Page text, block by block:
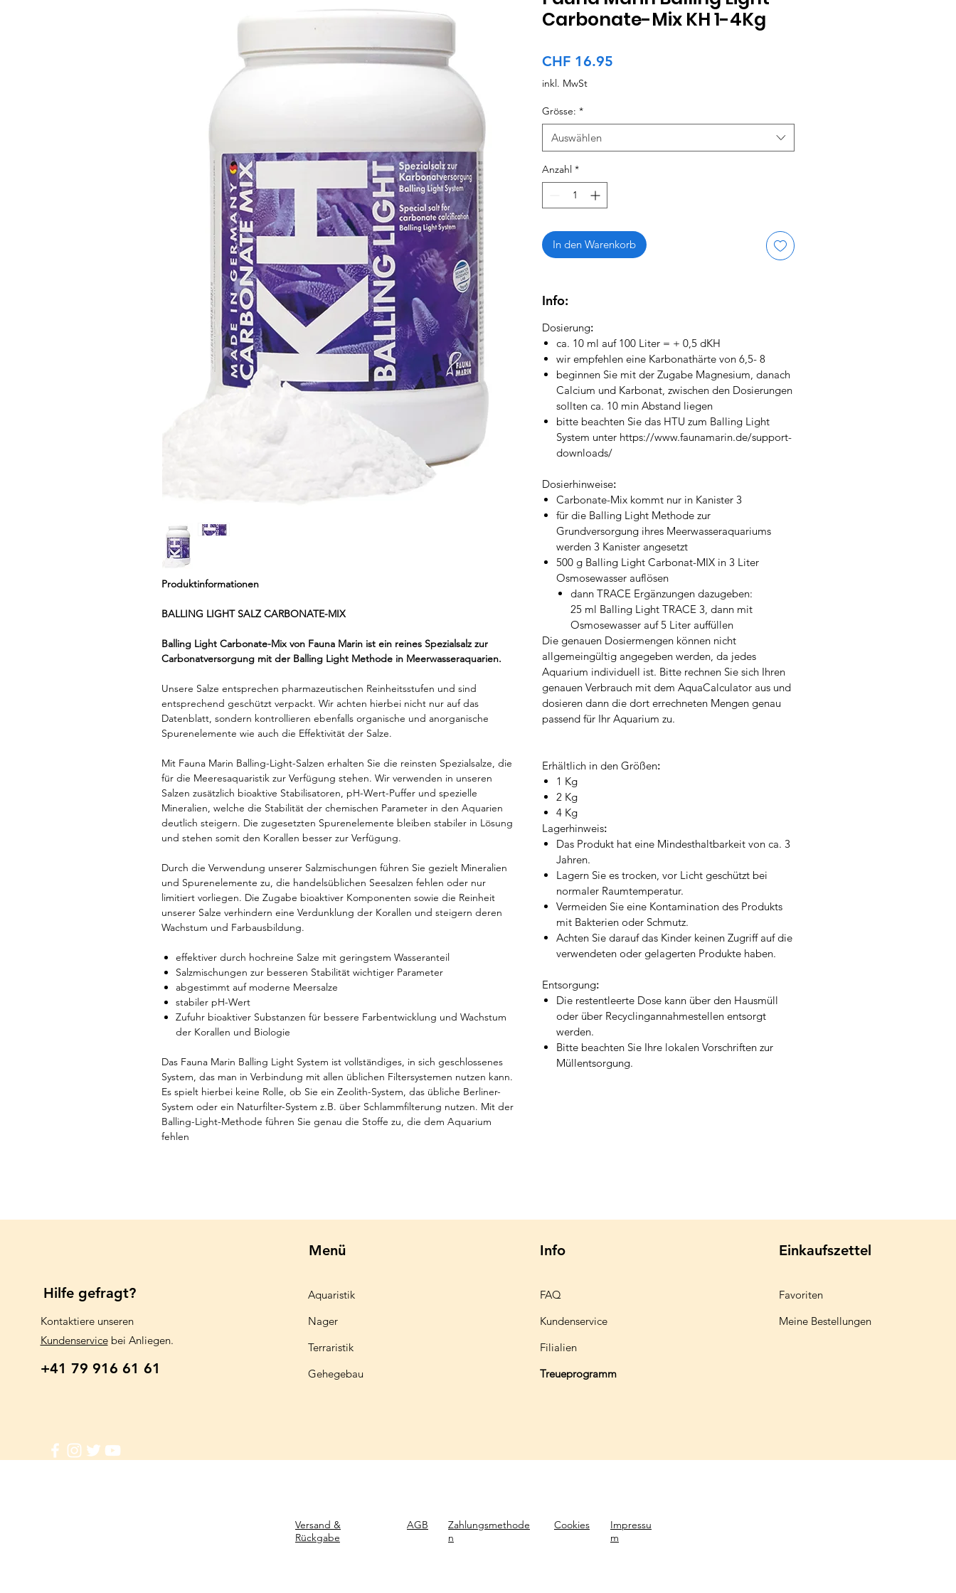
Produktinformationen
BALLING LIGHT SALZ CARBONATE-MIX
Balling Light Carbonate-Mix von Fauna Marin ist ein reines Spezialsalz zur
Carbonatversorgung mit der Balling Light Methode in Meerwasseraquarien.
Unsere Salze entsprechen pharmazeutischen Reinheitsstufen und sind
entsprechend geschützt verpackt. Wir achten hierbei nicht nur auf das
Datenblatt, sondern kontrollieren ebenfalls organische und anorganische
Spurenelemente wie auch die Effektivität der Salze.
Mit Fauna Marin Balling-Light-Salzen erhalten Sie die reinsten Spezialsalze, die
für die Meeresaquaristik zur Verfügung stehen. Wir verwenden in unseren
Salzen zusätzlich bioaktive Stabilisatoren, pH-Wert-Puffer und spezielle
Mineralien, welche die Stabilität der chemischen Parameter in den Aquarien
deutlich steigern. Die zugesetzten Spurenelemente bleiben stabiler in Lösung
und stehen somit den Korallen besser zur Verfügung.
Durch die Verwendung unserer Salzmischungen führen Sie gezielt Mineralien
und Spurenelemente zu, die handelsüblichen Seesalzen fehlen oder nur
limitiert vorliegen. Die Zugabe bioaktiver Komponenten sowie die Reinheit
unserer Salze verhindern eine Verdunklung der Korallen und steigern deren
Wachstum und Farbausbildung.
effektiver durch hochreine Salze mit geringstem Wasseranteil
Salzmischungen zur besseren Stabilität wichtiger Parameter
abgestimmt auf moderne Meersalze
stabiler pH-Wert
Zufuhr bioaktiver Substanzen für bessere Farbentwicklung und Wachstum
der Korallen und Biologie
Das Fauna Marin Balling Light System ist vollständiges, in sich geschlossenes
System, das man in Verbindung mit allen üblichen Filtersystemen nutzen kann.
Es spielt hierbei keine Rolle, ob Sie ein Zeolith-System, das übliche Berliner-
System oder ein Naturfilter-System z.B. über Schlammfilterung nutzen. Mit der
Balling-Light-Methode führen Sie genau die Stoffe zu, die dem Aquarium
fehlen
Carbonate-Mix KH 1-4Kg
CHF 16.95
inkl. MwSt
Grösse: *
Auswählen
Anzahl *
In den Warenkorb
Info:
Dosierung:
ca. 10 ml auf 100 Liter = + 0,5 dKH
wir empfehlen eine Karbonathärte von 6,5- 8
beginnen Sie mit der Zugabe Magnesium, danach
Calcium und Karbonat, zwischen den Dosierungen
sollten ca. 10 min Abstand liegen
bitte beachten Sie das HTU zum Balling Light
System unter https://www.faunamarin.de/support-
downloads/
Dosierhinweise:
Carbonate-Mix kommt nur in Kanister 3
für die Balling Light Methode zur
Grundversorgung ihres Meerwasseraquariums
werden 3 Kanister angesetzt
500 g Balling Light Carbonat-MIX in 3 Liter
Osmosewasser auflösen
dann TRACE Ergänzungen dazugeben:
25 ml Balling Light TRACE 3, dann mit
Osmosewasser auf 5 Liter auffüllen
Die genauen Dosiermengen können nicht
allgemeingültig angegeben werden, da jedes
Aquarium individuell ist. Bitte rechnen Sie sich Ihren
genauen Verbrauch mit dem AquaCalculator aus und
dosieren dann die dort errechneten Mengen genau
passend für Ihr Aquarium zu.
Erhältlich in den Größen:
1 Kg
2 Kg
4 Kg
Lagerhinweis:
Das Produkt hat eine Mindesthaltbarkeit von ca. 3
Jahren.
Lagern Sie es trocken, vor Licht geschützt bei
normaler Raumtemperatur.
Vermeiden Sie eine Kontamination des Produkts
mit Bakterien oder Schmutz.
Achten Sie darauf das Kinder keinen Zugriff auf die
verwendeten oder gelagerten Produkte haben.
Entsorgung:
Die restentleerte Dose kann über den Hausmüll
oder über Recyclingannahmestellen entsorgt
werden.
Bitte beachten Sie Ihre lokalen Vorschriften zur
Müllentsorgung.
Hilfe gefragt?
Kontaktiere unseren
Kundenservicebei Anliegen.
+41 79 916 61 61
Menü
Aquaristik
Nager
Terraristik
Gehegebau
Info
FAQ
Kundenservice
Filialien
Treueprogramm
Einkaufszettel
Favoriten
Meine Bestellungen
Versand &
Rückgabe
AGB
Zahlungsmethode
n
Cookies
Impressu
m